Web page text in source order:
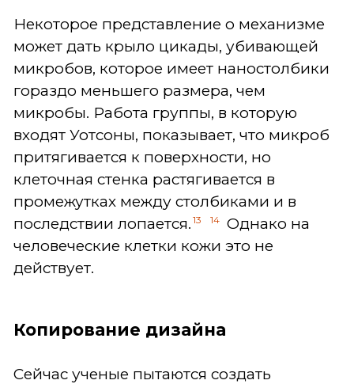
Некоторое представление о механизме
может дать крыло цикады, убивающей
микробов, которое имеет наностолбики
гораздо меньшего размера, чем
микробы. Работа группы, в которую
входят Уотсоны, показывает, что микроб
притягивается к поверхности, но
клеточная стенка растягивается в
промежутках между столбиками и в
последствии лопается. 13 14 Однако на
человеческие клетки кожи это не
действует.
Копирование дизайна
Сейчас ученые пытаются создать